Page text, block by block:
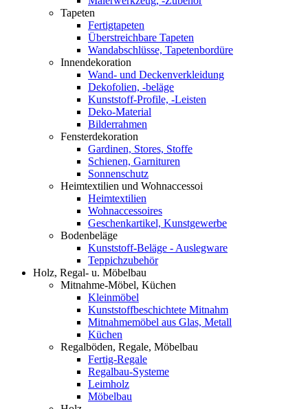
Tapeten
Fertigtapeten
Überstreichbare Tapeten
Wandabschlüsse, Tapetenbordüre
Innendekoration
Wand- und Deckenverkleidung
Dekofolien, -beläge
Kunststoff-Profile, -Leisten
Deko-Material
Bilderrahmen
Fensterdekoration
Gardinen, Stores, Stoffe
Schienen, Garnituren
Sonnenschutz
Heimtextilien und Wohnaccessoi
Heimtextilien
Wohnaccessoires
Geschenkartikel, Kunstgewerbe
Bodenbeläge
Kunststoff-Beläge - Auslegware
Teppichzubehör
Holz, Regal- u. Möbelbau
Mitnahme-Möbel, Küchen
Kleinmöbel
Kunststoffbeschichtete Mitnahm
Mitnahmemöbel aus Glas, Metall
Küchen
Regalböden, Regale, Möbelbau
Fertig-Regale
Regalbau-Systeme
Leimholz
Möbelbau